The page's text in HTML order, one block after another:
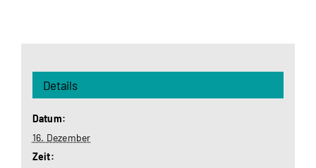
Details
Datum:
16. Dezember
Zeit: